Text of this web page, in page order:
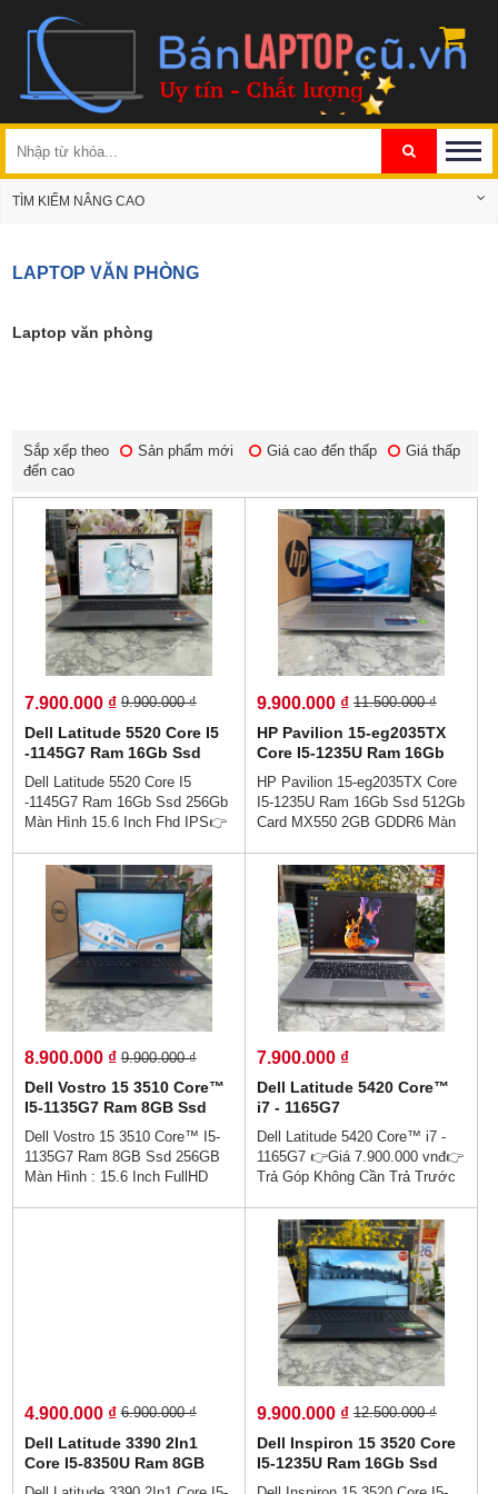
TÌM KIẾM NÂNG CAO
LAPTOP VĂN PHÒNG
Laptop văn phòng
Sắp xếp theo Sản phẩm mới Giá cao đến thấp
Giá thấp
đến cao
7.900.000 ₫ 9.900.000 ₫
Dell Latitude 5520 Core I5
-1145G7 Ram 16Gb Ssd
256Gb Màn Hình 15.6 Inch
Fhd IPS
Dell Latitude 5520 Core I5
-1145G7 Ram 16Gb Ssd 256Gb
Màn Hình 15.6 Inch Fhd IPS👉
Không Cần Trả Trước👉Trả
Góp Dễ Dàng Bằng Căn Cước
Công Dân (Không Gọi Người
Thân)💻💥👉Thiết kế sang trọng
cao cấp - , Hợp với nhân viên
văn phòng - hiệu năng hoàn hảo
- Sẵn sàng cho làm việc từ xa -
Hiệu suất làm việc cực cao.
9.900.000 ₫ 11.500.000 ₫
HP Pavilion 15-eg2035TX
Core I5-1235U Ram 16Gb
Ssd 512Gb Card MX550
2GB GDDR6 Màn Hình :
15.6 FHD IPS
HP Pavilion 15-eg2035TX Core
I5-1235U Ram 16Gb Ssd 512Gb
Card MX550 2GB GDDR6 Màn
9.900.000 vnđ💵💯Trả Góp
Không Cần Trả Trước👉Trả
Góp Dễ Dàng Bằng Căn Cước
Công Dân (Không Gọi Người
Thân)💻Thiết kế sang trọng cao
cấp - , Hợp với nhân viên văn
phòng - hiệu năng hoàn hảo -
Sẵn sàng cho làm việc từ xa.
8.900.000 ₫ 9.900.000 ₫
Dell Vostro 15 3510 Core™
I5-1135G7 Ram 8GB Ssd
256GB Màn Hình : 15.6
Inch FullHD IPS
Dell Vostro 15 3510 Core™ I5-
1135G7 Ram 8GB Ssd 256GB
Màn Hình : 15.6 Inch FullHD
7.900.000 ₫
Dell Latitude 5420 Core™
i7 - 1165G7
Dell Latitude 5420 Core™ i7 -
1165G7 👉Giá 7.900.000 vnđ👉
Trả Góp Không Cần Trả Trước
Căn Cước Công Dân (Không
Gọi Người Thân)💥Dell Latitude
5420 chiếc máy với thiết kế
sang trọng.Nhỏ gọn hiệu năng
cao, bền bỉ và pin cực lâu,Làm
việc và giải trí không giật lag,
cho trải nghiệm người dùng ở
mức tuyệt vời..
4.900.000 ₫ 6.900.000 ₫
Dell Latitude 3390 2In1
Core I5-8350U Ram 8GB
Ssd 256Gb Màn Hình : 13.3
9.900.000 ₫ 12.500.000 ₫
Dell Inspiron 15 3520 Core
I5-1235U Ram 16Gb Ssd
256Gb Màn Hình 15.6 Inch